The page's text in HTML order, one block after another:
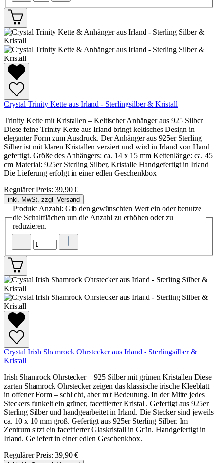
Crystal Trinity Kette aus Irland - Sterlingsilber & Kristall
Trinity Kette mit Kristallen – Keltischer Anhänger aus 925 Silber
Diese feine Trinity Kette aus Irland bringt keltisches Design in
eleganter Form zum Ausdruck. Der Anhänger aus 925er Sterling
Silber ist mit klaren Kristallen verziert und wird in Irland von Hand
gefertigt. Größe des Anhängers: ca. 14 x 15 mm Kettenlänge: ca. 45
cm Material: 925er Sterling Silber, Kristalle Handgefertigt in Irland
Die Lieferung erfolgt in einer edlen Geschenkbox
Regulärer Preis: 39,90 €
inkl. MwSt. zzgl. Versand
Produkt Anzahl: Gib den gewünschten Wert ein oder benutze
die Schaltflächen um die Anzahl zu erhöhen oder zu
reduzieren.
Crystal Irish Shamrock Ohrstecker aus Irland - Sterlingsilber &
Kristall
Irish Shamrock Ohrstecker – 925 Silber mit grünen Kristallen Diese
zarten Shamrock Ohrstecker zeigen das klassische irische Kleeblatt
in offener Form – schlicht, aber mit Bedeutung. In der Mitte jedes
Steckers funkelt ein grüner, facettierter Kristall. Gefertigt aus 925er
Sterling Silber und handgearbeitet in Irland. Die Stecker sind jeweils
ca. 10 x 10 mm groß. Gefertigt aus 925er Sterling Silber. Im
Zentrum sitzt ein facettierter Glaskristall in Grün. Handgefertigt in
Irland. Geliefert in einer edlen Geschenkbox.
Regulärer Preis: 39,90 €